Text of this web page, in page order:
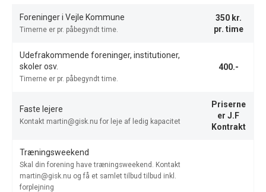
Foreninger i Vejle Kommune
Timerne er pr. påbegyndt time.
350 kr.
pr. time
Udefrakommende foreninger, institutioner,
skoler osv.
Timerne er pr. påbegyndt time.
400.-
Faste lejere
Kontakt martin@gisk.nu for leje af ledig kapacitet
Priserne
er J.F
Kontrakt
Træningsweekend
Skal din forening have træningsweekend. Kontakt
martin@gisk.nu og få et samlet tilbud tilbud inkl.
forplejning